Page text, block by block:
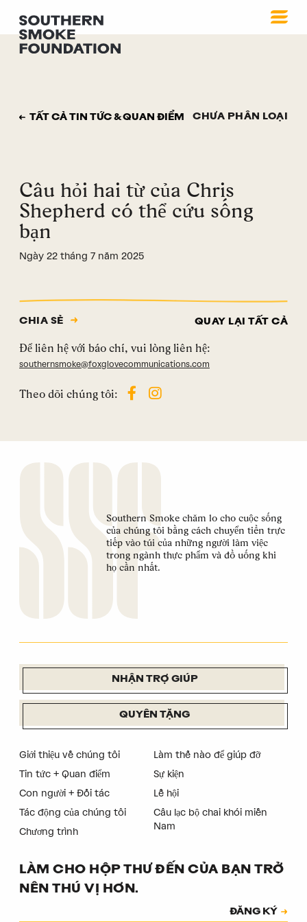
TẤT CẢ TIN TỨC & QUAN ĐIỂM CHƯA PHÂN LOẠI
Câu hỏi hai từ của Chris
Shepherd có thể cứu sống
bạn
Ngày 22 tháng 7 năm 2025
CHIA SẺ QUAY LẠI TẤT CẢ
Để liên hệ với báo chí, vui lòng liên hệ:
southernsmoke@foxglovecommunications.com
Theo dõi chúng tôi:
Southern Smoke chăm lo cho cuộc sống
của chúng tôi bằng cách chuyển tiền trực
tiếp vào túi của những người làm việc
trong ngành thực phẩm và đồ uống khi
họ cần nhất.
NHẬN TRỢ GIÚP
QUYÊN TẶNG
Giới thiệu về chúng tôi
Tin tức + Quan điểm
Con người + Đối tác
Tác động của chúng tôi
Chương trình
Làm thế nào để giúp đỡ
Sự kiện
Lễ hội
Câu lạc bộ chai khói miền
Nam
LÀM CHO HỘP THƯ ĐẾN CỦA BẠN TRỞ
NÊN THÚ VỊ HƠN.
ĐĂNG KÝ